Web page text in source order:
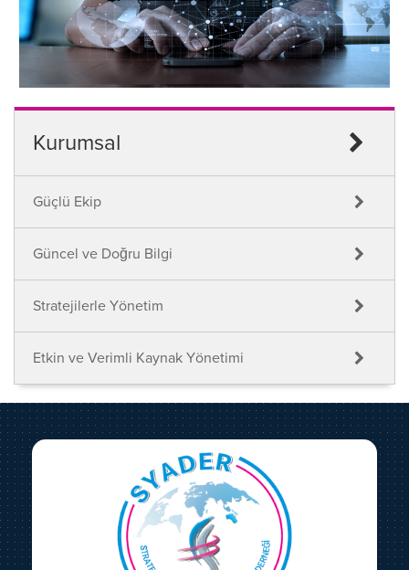
Kurumsal
Güçlü Ekip
Güncel ve Doğru Bilgi
Stratejilerle Yönetim
Etkin ve Verimli Kaynak Yönetimi